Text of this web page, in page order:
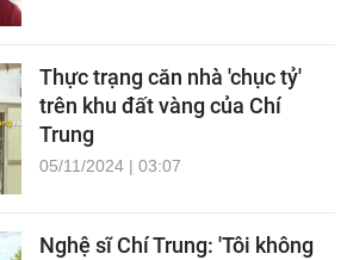
Thực trạng căn nhà 'chục tỷ'
trên khu đất vàng của Chí
Trung
05/11/2024 | 03:07
Nghệ sĩ Chí Trung: 'Tôi không